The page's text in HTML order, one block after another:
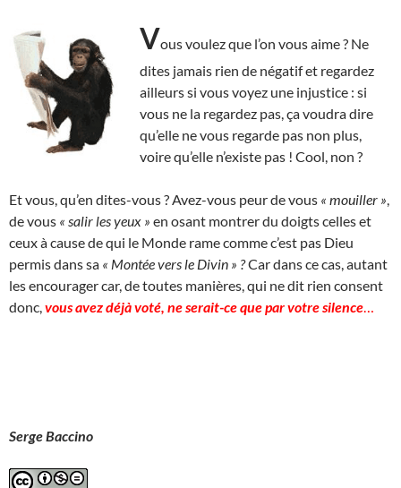
Vous voulez que l’on vous aime ? Ne
dites jamais rien de négatif et regardez
ailleurs si vous voyez une injustice : si
vous ne la regardez pas, ça voudra dire
qu’elle ne vous regarde pas non plus,
voire qu’elle n’existe pas ! Cool, non ?
Et vous, qu’en dites-vous ? Avez-vous peur de vous « mouiller »
de vous « salir les yeux » en osant montrer du doigts celles et
ceux à cause de qui le Monde rame comme c’est pas Dieu
permis dans sa « Montée vers le Divin » ?Car dans ce cas, autant
les encourager car, de toutes manières, qui ne dit rien consent
donc, vous avez déjà voté, ne serait-ce que par votre silence
Serge Baccino